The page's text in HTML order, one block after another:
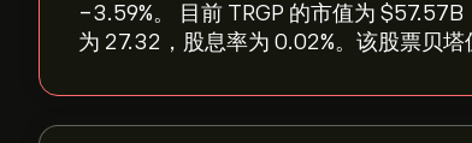
‎-3.59‎%。 目前 TRGP 的市值为
为 27.32，股息率为 0.02%。该股票贝